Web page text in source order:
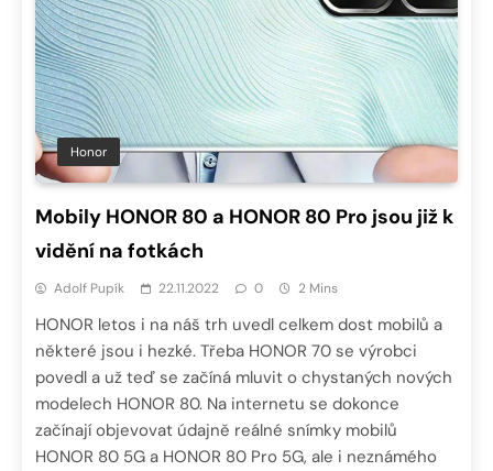
Honor
Mobily HONOR 80 a HONOR 80 Pro jsou již k
vidění na fotkách
Adolf Pupík 22.11.2022 0 2 Mins
HONOR letos i na náš trh uvedl celkem dost mobilů a
některé jsou i hezké. Třeba HONOR 70 se výrobci
povedl a už teď se začíná mluvit o chystaných nových
modelech HONOR 80. Na internetu se dokonce
začínají objevovat údajně reálné snímky mobilů
HONOR 80 5G a HONOR 80 Pro 5G, ale i neznámého